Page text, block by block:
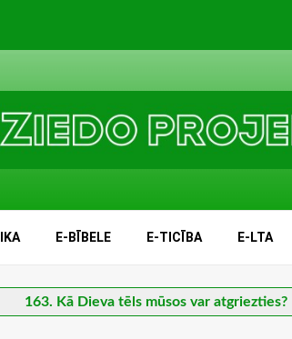
E-BĪBELE E-TICĪBA E-LTA
163. Kā Dieva tēls mūsos var atgriezties?